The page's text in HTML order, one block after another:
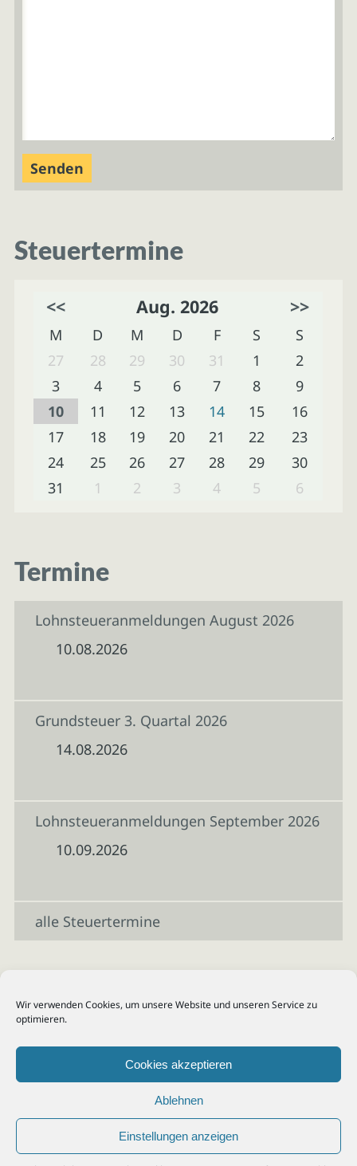
Wir verwenden Cookies, um unsere Website und unseren Service zu
optimieren.
Cookies akzeptieren
Ablehnen
Einstellungen anzeigen
Steuertermine
<< Aug. 2026 >>
M D M D F S
S
27
28 29 30 31 1
2
3
4 5 6 7 8
9
10
11 12 13 14 15
16
17
18 19 20 21 22
23
24
25 26 27 28 29
30
31
1 2 3 4 5 6
Termine
Lohnsteueranmeldungen August 2026
10.08.2026
Grundsteuer 3. Quartal 2026
14.08.2026
Lohnsteueranmeldungen September 2026
10.09.2026
alle Steuertermine